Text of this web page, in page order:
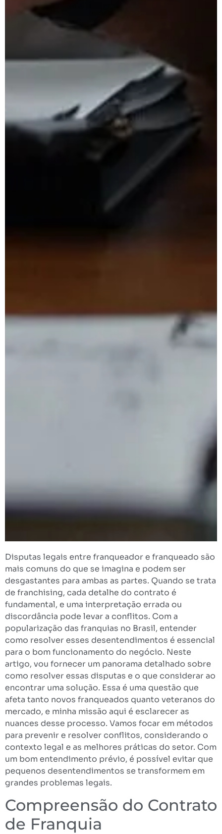
Disputas legais entre franqueador e franqueado são
mais comuns do que se imagina e podem ser
desgastantes para ambas as partes. Quando se trata
de franchising, cada detalhe do contrato é
fundamental, e uma interpretação errada ou
discordância pode levar a conflitos. Com a
popularização das franquias no Brasil, entender
como resolver esses desentendimentos é essencial
para o bom funcionamento do negócio. Neste
artigo, vou fornecer um panorama detalhado sobre
como resolver essas disputas e o que considerar ao
encontrar uma solução. Essa é uma questão que
afeta tanto novos franqueados quanto veteranos do
mercado, e minha missão aqui é esclarecer as
nuances desse processo. Vamos focar em métodos
para prevenir e resolver conflitos, considerando o
contexto legal e as melhores práticas do setor. Com
um bom entendimento prévio, é possível evitar que
pequenos desentendimentos se transformem em
grandes problemas legais.
Compreensão do Contrato
de Franquia